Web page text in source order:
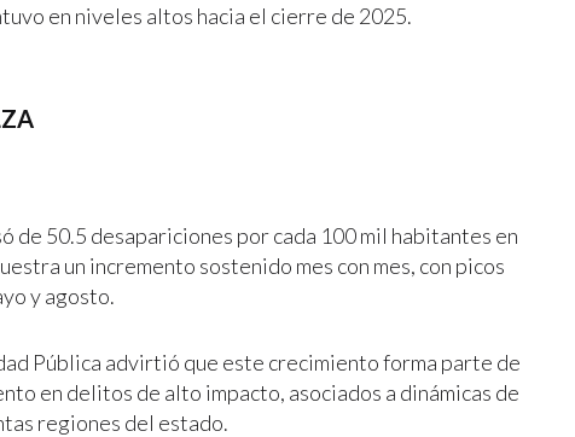
en niveles altos hacia el cierre de 2025.
de 50.5 desapariciones por cada 100 mil habitantes en
un incremento sostenido mes con mes, con picos
y agosto.
Pública advirtió que este crecimiento forma parte de
en delitos de alto impacto, asociados a dinámicas de
regiones del estado.